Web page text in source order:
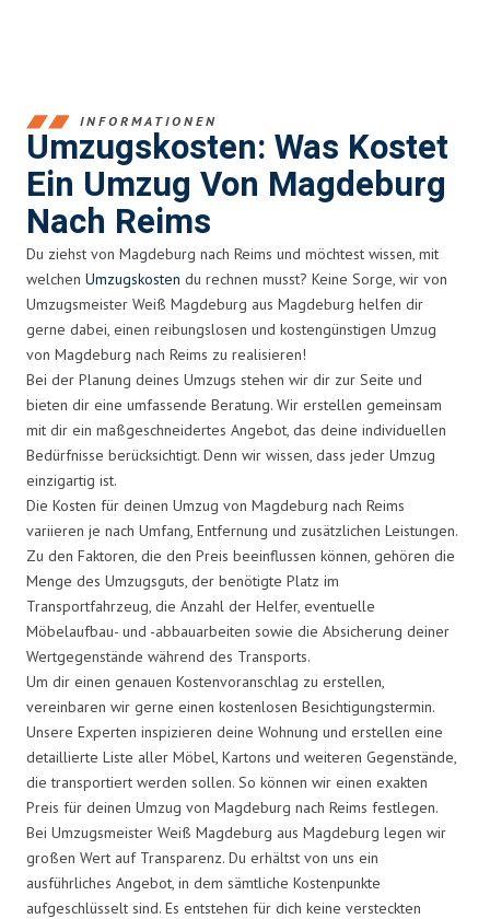
INFORMATIONEN
Umzugskosten: Was Kostet
Ein Umzug Von Magdeburg
Nach Reims
Du ziehst von Magdeburg nach Reims und möchtest wissen, mit
welchen Umzugskosten du rechnen musst? Keine Sorge, wir von
Umzugsmeister Weiß Magdeburg aus Magdeburg helfen dir
gerne dabei, einen reibungslosen und kostengünstigen Umzug
von Magdeburg nach Reims zu realisieren!
Bei der Planung deines Umzugs stehen wir dir zur Seite und
bieten dir eine umfassende Beratung. Wir erstellen gemeinsam
mit dir ein maßgeschneidertes Angebot, das deine individuellen
Bedürfnisse berücksichtigt. Denn wir wissen, dass jeder Umzug
einzigartig ist.
Die Kosten für deinen Umzug von Magdeburg nach Reims
variieren je nach Umfang, Entfernung und zusätzlichen Leistungen.
Zu den Faktoren, die den Preis beeinflussen können, gehören die
Menge des Umzugsguts, der benötigte Platz im
Transportfahrzeug, die Anzahl der Helfer, eventuelle
Möbelaufbau- und -abbauarbeiten sowie die Absicherung deiner
Wertgegenstände während des Transports.
Um dir einen genauen Kostenvoranschlag zu erstellen,
vereinbaren wir gerne einen kostenlosen Besichtigungstermin.
Unsere Experten inspizieren deine Wohnung und erstellen eine
detaillierte Liste aller Möbel, Kartons und weiteren Gegenstände,
die transportiert werden sollen. So können wir einen exakten
Preis für deinen Umzug von Magdeburg nach Reims festlegen.
Bei Umzugsmeister Weiß Magdeburg aus Magdeburg legen wir
großen Wert auf Transparenz. Du erhältst von uns ein
ausführliches Angebot, in dem sämtliche Kostenpunkte
aufgeschlüsselt sind. Es entstehen für dich keine versteckten